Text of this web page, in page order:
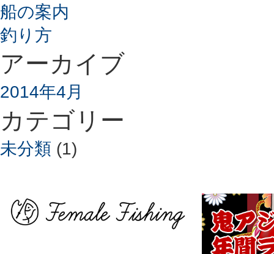
船の案内
釣り方
アーカイブ
2014年4月
カテゴリー
未分類 (1)